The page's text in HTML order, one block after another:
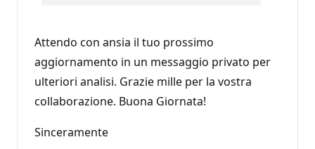
Attendo con ansia il tuo prossimo
aggiornamento in un messaggio privato per
ulteriori analisi. Grazie mille per la vostra
collaborazione. Buona Giornata!
Sinceramente